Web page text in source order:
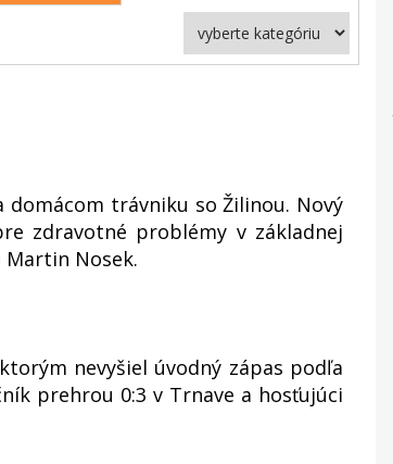
trávniku so Žilinou. Nový
zdravotné problémy v základnej
Nosek.
nevyšiel úvodný zápas podľa
prehrou 0:3 v Trnave a hosťujúci